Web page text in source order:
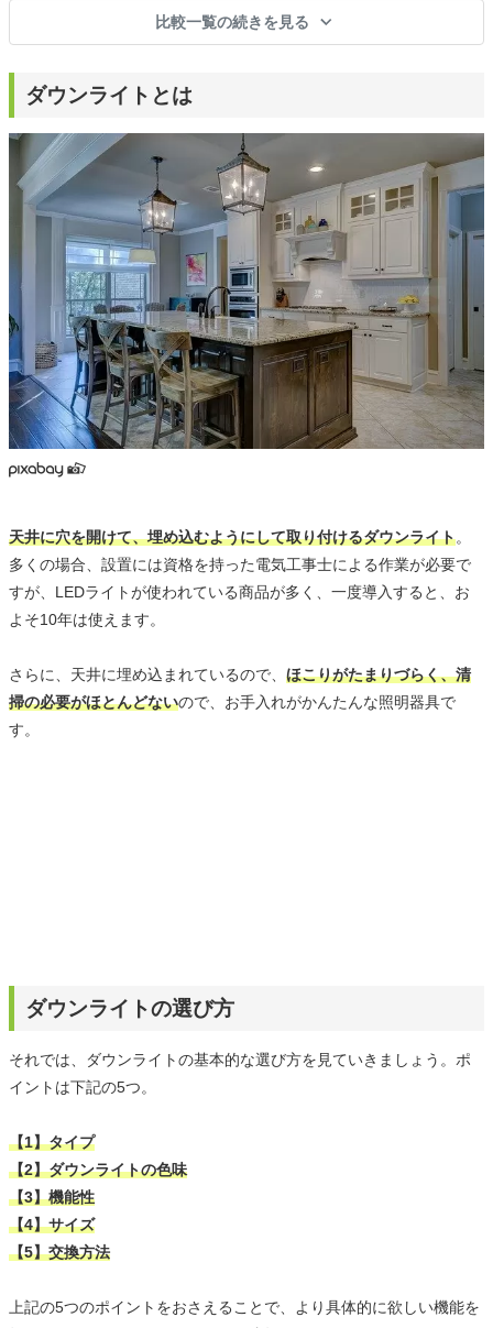
比較一覧の続きを見る
ダウンライトとは
天井に穴を開けて、埋め込むようにして取り付けるダウンライト。
多くの場合、設置には資格を持った電気工事士による作業が必要で
すが、LEDライトが使われている商品が多く、一度導入すると、お
よそ10年は使えます。
さらに、天井に埋め込まれているので、 ほこりがたまりづらく、清
掃の必要がほとんどないので、お手入れがかんたんな照明器具で
す。
ダウンライトの選び方
それでは、ダウンライトの基本的な選び方を見ていきましょう。ポ
イントは下記の5つ。
【1】タイプ
【2】ダウンライトの色味
【3】機能性
【4】サイズ
【5】交換方法
上記の5つのポイントをおさえることで、より具体的に欲しい機能を